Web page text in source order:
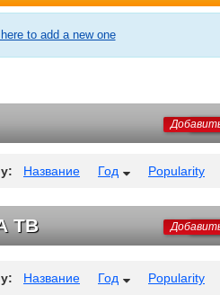
to add a new one
Название Год Popularity
ТВ
Название Год Popularity